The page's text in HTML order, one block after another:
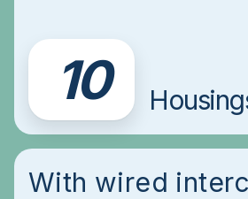
10
With wired